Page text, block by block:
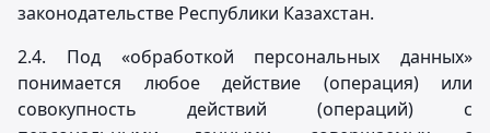
законодательстве Республики Казахстан.
2.4. Под «обработкой персональных данных»
понимается любое действие (операция) или
совокупность действий (операций) с